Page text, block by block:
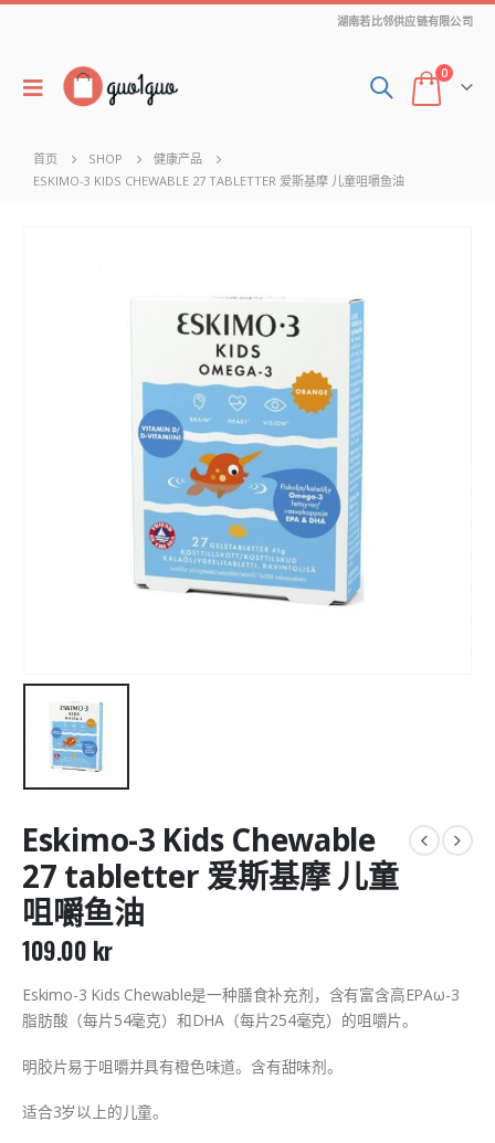
湖南若比邻供应链有限公司
0
首页 SHOP
健康产品
ESKIMO-3 KIDS CHEWABLE 27 TABLETTER 爱斯基摩 儿童咀嚼鱼油
Eskimo-3 Kids Chewable
27 tabletter 爱斯基摩 儿童
咀嚼鱼油
109.00 kr
Eskimo-3 Kids Chewable是一种膳食补充剂，含有富含高EPAω-3
脂肪酸（每片54毫克）和DHA（每片254毫克）的咀嚼片。
明胶片易于咀嚼并具有橙色味道。含有甜味剂。
适合3岁以上的儿童。